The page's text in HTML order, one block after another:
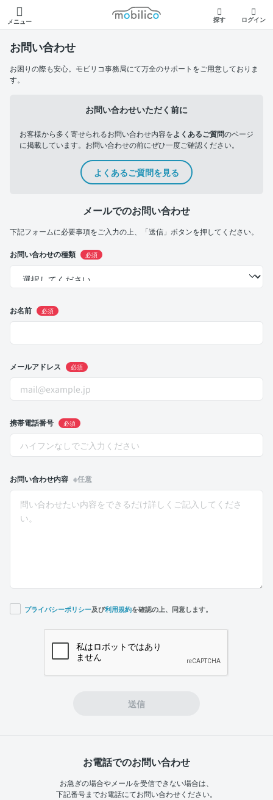
メニュー
モビリコ
探す ログイン
お問い合わせ
お困りの際も安心。モビリコ事務局にて万全のサポートをご用意しておりま
す。
お問い合わせいただく前に
お客様から多く寄せられるお問い合わせ内容をよくあるご質問のページ
に掲載しています。お問い合わせの前にぜひ一度ご確認ください。
よくあるご質問を見る
メールでのお問い合わせ
下記フォームに必要事項をご入力の上、「送信」ボタンを押してください。
お問い合わせの種類 必須
お名前 必須
メールアドレス 必須
携帯電話番号 必須
お問い合わせ内容 ※任意
プライバシーポリシー及び利用規約を確認の上、同意します。
送信
お電話でのお問い合わせ
お急ぎの場合やメールを受信できない場合は、
下記番号までお電話にてお問い合わせください。